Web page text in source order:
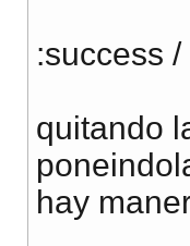
:success
quitando
hay